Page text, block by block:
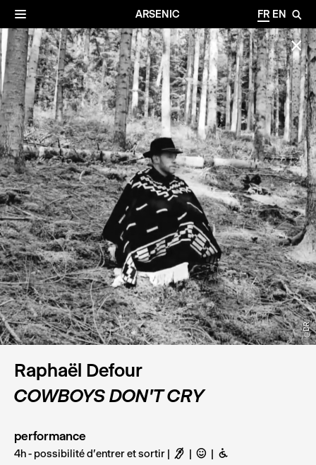
ARSENIC FR EN 🔎
☰
✕
©DR
©Raphael Defour
@DR
Raphaël Defour
COWBOYS DON'T CRY
performance
4h - possibilité d'entrer et sortir F C B